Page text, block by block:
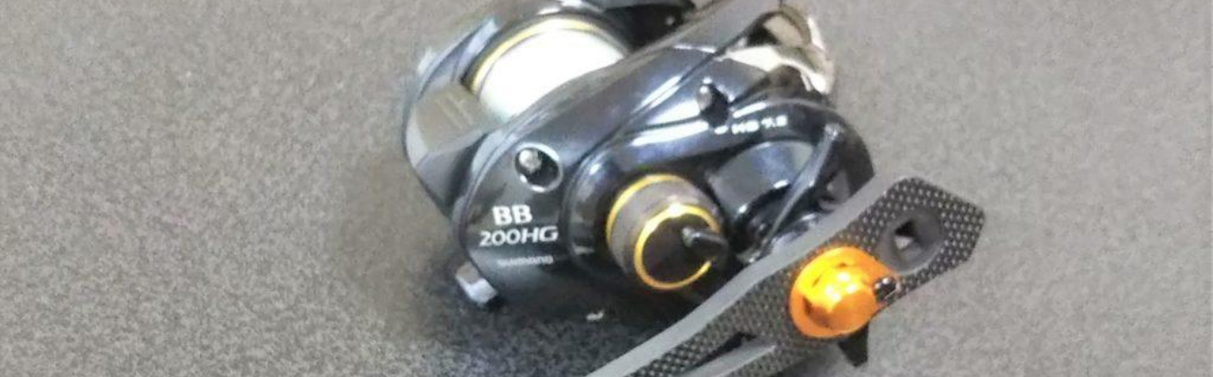
ー・
サ
ず
幅
広
く
釣